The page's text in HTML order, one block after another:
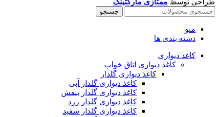
طراحی توسط ممتازی مارکتینگ
جستجو
منو
دسته بندی ها
کاغذ دیواری
کاغذ دیواری اتاق خواب
کاغذ دیواری گلدار
کاغذ دیواری گلدار آبی
کاغذ دیواری گلدار بنفش
کاغذ دیواری گلدار زرد
کاغذ دیواری گلدار سفید